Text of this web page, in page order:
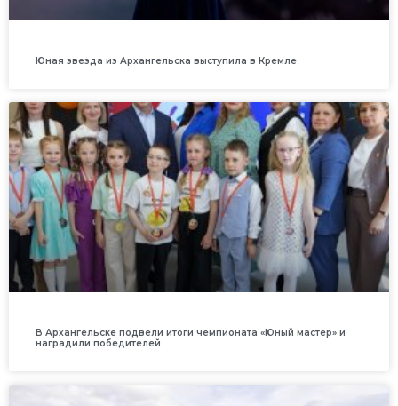
Юная звезда из Архангельска выступила в Кремле
В Архангельске подвели итоги чемпионата «Юный мастер» и
наградили победителей